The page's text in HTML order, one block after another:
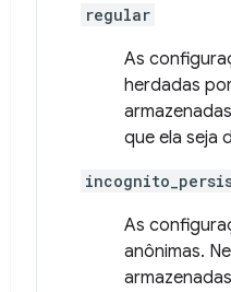
regular
As
herdadas
que ela seja
As
anônimas.